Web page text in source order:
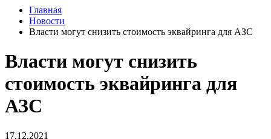
Главная
Новости
Власти могут снизить стоимость эквайринга для АЗС
Власти могут снизить
стоимость эквайринга для
АЗС
17.12.2021